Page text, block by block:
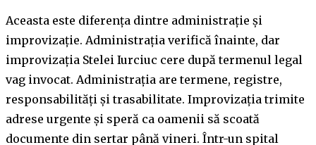
Aceasta este diferența dintre administrație și
improvizație. Administrația verifică înainte, dar
improvizația Stelei Iurciuc cere după termenul legal
vag invocat. Administrația are termene, registre,
responsabilități și trasabilitate. Improvizația trimite
adrese urgente și speră ca oamenii să scoată
documente din sertar până vineri. Într-un spital